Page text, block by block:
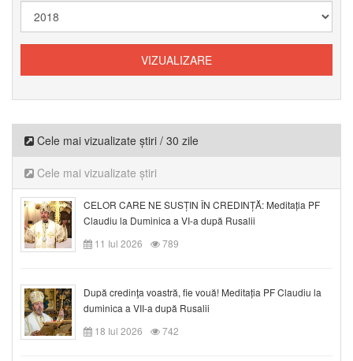
Cele mai vizualizate știri / 30 zile
Cele mai vizualizate știri
CELOR CARE NE SUSȚIN ÎN CREDINȚĂ: Meditația PF
Claudiu la Duminica a VI-a după Rusalii
11 Iul 2026
789
După credinţa voastră, fie vouă! Meditația PF Claudiu la
duminica a VII-a după Rusalii
18 Iul 2026
742